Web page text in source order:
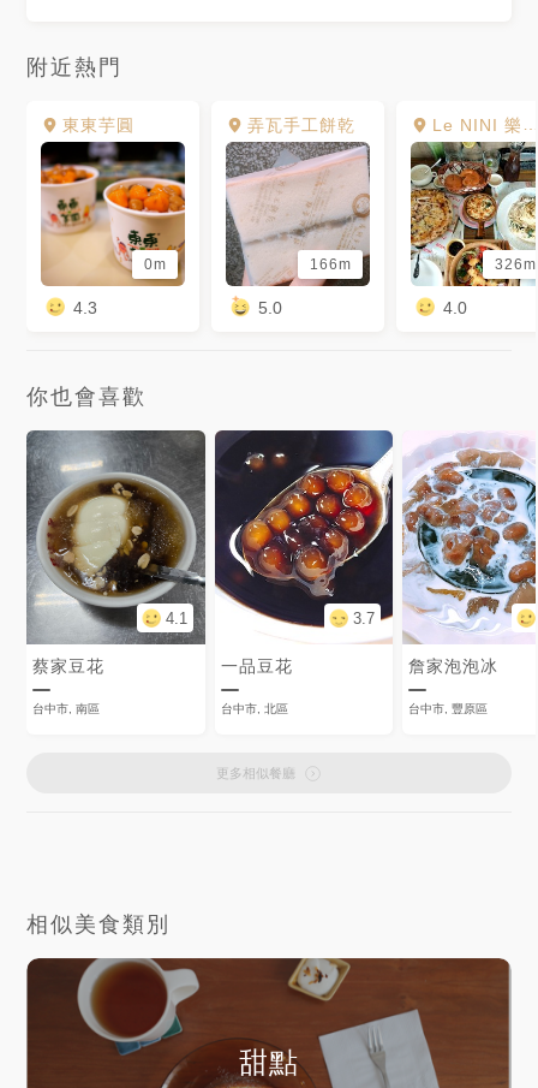
附近熱門
東東芋圓
0m
4.3
弄瓦手工餅乾
166m
5.0
Le NINI 樂尼尼義式餐廳 台中大坑店
326m
4.0
你也會喜歡
4.1
蔡家豆花
台中市, 南區
3.7
一品豆花
台中市, 北區
詹家泡泡冰
台中市, 豐原區
更多相似餐廳
相似美食類別
甜點